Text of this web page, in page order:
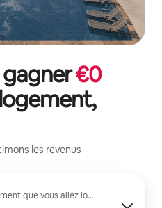
gagner€0
les revenus
que vous allez louer ?